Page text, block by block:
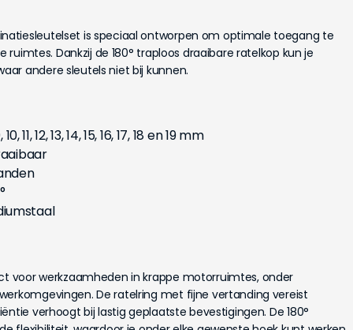
is speciaal ontworpen om optimale toegang te
ruimtes. Dankzij de 180° traploos draaibare ratelkop kun je
andere sleutels niet bij kunnen.
11, 12, 13, 14, 15, 16, 17, 18 en 19 mm
voor werkzaamheden in krappe motorruimtes, onder
De ratelring met fijne vertanding vereist
verhoogt bij lastig geplaatste bevestigingen. De 180°